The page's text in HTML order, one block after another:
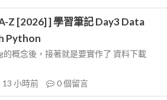
Z [2026] ] 學習筆記 Day3 Data
Python
概念後，接著就是要實作了 資料下載
13 小時前 0個留言